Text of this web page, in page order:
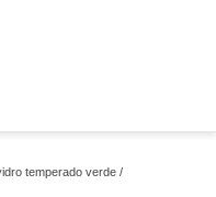
temperado verde